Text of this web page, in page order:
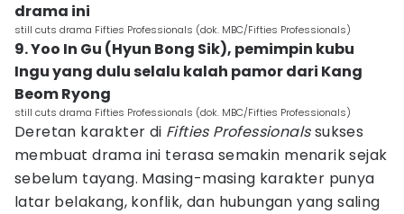
drama ini
still cuts drama Fifties Professionals (dok. MBC/Fifties Professionals)
9. Yoo In Gu (Hyun Bong Sik), pemimpin kubu
Ingu yang dulu selalu kalah pamor dari Kang
Beom Ryong
still cuts drama Fifties Professionals (dok. MBC/Fifties Professionals)
Deretan karakter di Fifties Professionalssukses
membuat drama ini terasa semakin menarik sejak
sebelum tayang. Masing-masing karakter punya
latar belakang, konflik, dan hubungan yang saling